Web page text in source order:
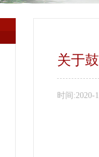
关于
时间:2020-